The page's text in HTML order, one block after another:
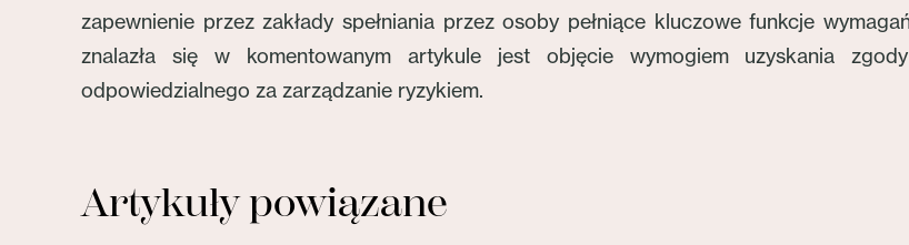
zapewnienie przez zakłady spełniania przez osoby pełniące kluczowe funkcje
znalazła się w komentowanym artykule jest objęcie wymogiem uzyskania
odpowiedzialnego za zarządzanie ryzykiem.
Artykuły powiązane